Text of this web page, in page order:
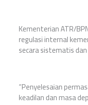
Kementerian ATR/
regulasi internal
secara sistematis
“Penyelesaian
keadilan dan masa